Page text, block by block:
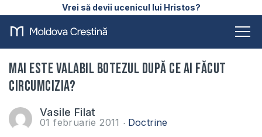
Vrei să devii ucenicul lui Hristos?
Mai este valabil botezul după ce ai făcut
circumcizia?
Vasile Filat
01 februarie 2011 Doctrine